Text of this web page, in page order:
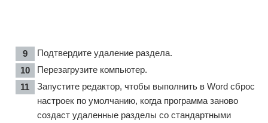
Подтвердите удаление раздела.
Перезагрузите компьютер.
Запустите редактор, чтобы выполнить в Word сброс
настроек по умолчанию, когда программа заново
создаст удаленные разделы со стандартными